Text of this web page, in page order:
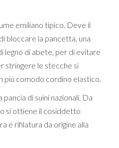
emiliano tipico. Deve il
bloccare la pancetta, una
legno di abete, per di evitare
stringere le stecche si
più comodo cordino elastico.
di suini nazionali. Da
si ottiene il cosiddetto
e rifilatura da origine alla